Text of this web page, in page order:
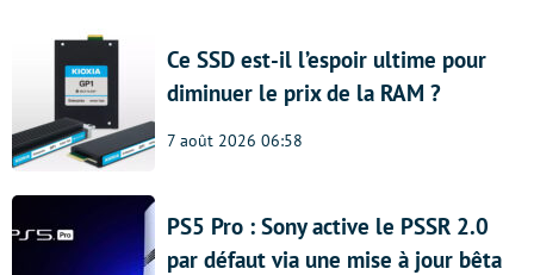
Ce SSD est-il l’espoir ultime pour
diminuer le prix de la RAM ?
7 août 2026 06:58
PS5 Pro : Sony active le PSSR 2.0
par défaut via une mise à jour bêta